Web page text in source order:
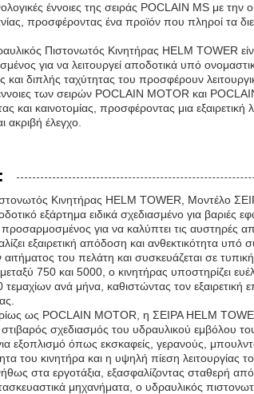
έννοιες της σειράς POCLAIN MS με
προσφέροντας ένα προϊόν που πληροί
Πιστονωτός Κινητήρας HELM TOWER
για να λειτουργεί αποδοτικά υπό
και διπλής ταχύτητας του προσφέρουν
των σειρών POCLAIN MOTOR και
και καινοτομίας, προσφέροντας μια
ακριβή έλεγχο.
Κινητήρας HELM TOWER, Μοντέλο
εξάρτημα ειδικά σχεδιασμένο για
προσαρμοσμένος για να καλύπτει τις
εξαιρετική απόδοση και ανθεκτικότητα
του πελάτη και συσκευάζεται σε
750 και 5000, ο κινητήρας υποστηρίζει
ανά μήνα, καθιστώντας τον εξαιρετική
ως POCLAIN MOTOR, η ΣΕΙΡΑ HELM
σχεδιασμός του υδραυλικού εμβόλου
εξοπλισμό όπως εκσκαφείς, γερανούς,
του κινητήρα και η υψηλή πίεση λειτουργίας
στα εργοτάξια, εξασφαλίζοντας σταθερή
μηχανήματα, ο υδραυλικός